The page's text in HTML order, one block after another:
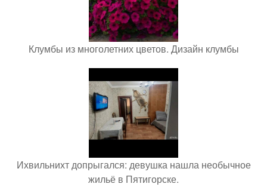
Клумбы из многолетних цветов. Дизайн клумбы
Ихвильнихт допрыгался: девушка нашла необычное
жильё в Пятигорске.